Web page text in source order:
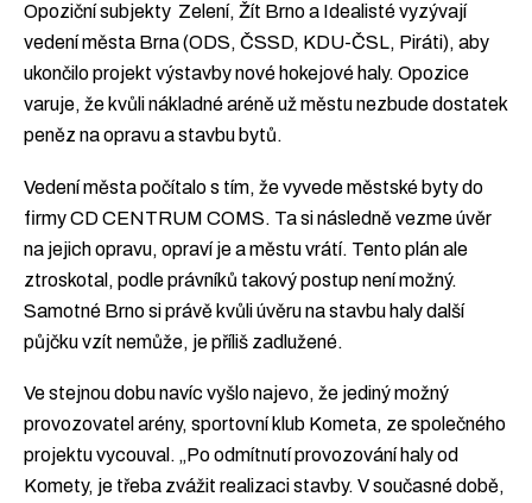
Opoziční subjekty Zelení, Žít Brno a Idealisté vyzývají
vedení města Brna (ODS, ČSSD, KDU-ČSL, Piráti), aby
ukončilo projekt výstavby nové hokejové haly. Opozice
varuje, že kvůli nákladné aréně už městu nezbude dostatek
peněz na opravu a stavbu bytů.
Vedení města počítalo s tím, že vyvede městské byty do
firmy CD CENTRUM COMS. Ta si následně vezme úvěr
na jejich opravu, opraví je a městu vrátí. Tento plán ale
ztroskotal, podle právníků takový postup není možný.
Samotné Brno si právě kvůli úvěru na stavbu haly další
půjčku vzít nemůže, je příliš zadlužené.
Ve stejnou dobu navíc vyšlo najevo, že jediný možný
provozovatel arény, sportovní klub Kometa, ze společného
projektu vycouval. „Po odmítnutí provozování haly od
Komety, je třeba zvážit realizaci stavby. V současné době,